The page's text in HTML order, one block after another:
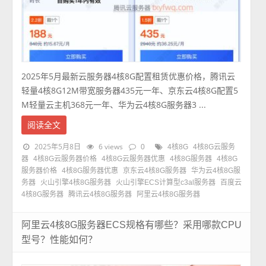
2025年5月最新云服务器4核8G配置租赁优惠价格，腾讯云
轻量4核8G12M带宽服务器435元一年、京东云4核8G配置5
M轻量云主机368元一年、华为云4核8G服务器3 ...
阅读全文
2025年5月8日 6 views 0 4核8G
4核8G云服务
器 4核8G云服务器价格 4核8G云服务器优惠 4核8G服务器 4核8G
服务器价格 4核8G服务器优惠 京东云4核8G服务器 华为云4核8G服
务器
火山引擎4核8G服务器 火山引擎ECS计算型c3al服务器
百度云
4核8G服务器 腾讯云4核8G服务器 阿里云4核8G服务器
阿里云4核8G服务器ECS规格有哪些？采用哪款CPU
型号？性能如何？